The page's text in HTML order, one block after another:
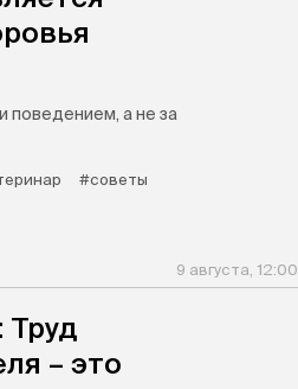
поведением, а не за
#советы
9 августа, 12:00
Труд
– это